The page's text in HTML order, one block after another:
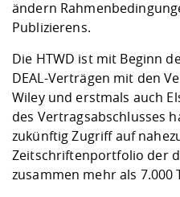
Career Service
Contact and approach
Quality Assurance
ändern
Publizierens.
Die HTWD ist mit Beginn
DEAL-Verträgen mit den
Wiley und erstmals auch
des Vertragsabschlusses
zukünftig Zugriff auf
Zeitschriftenportfolio der
zusammen mehr als 7.000